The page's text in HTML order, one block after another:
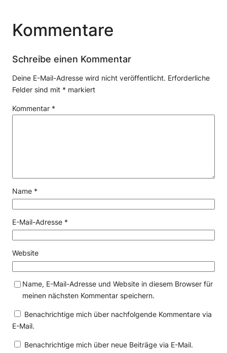
Kommentare
Schreibe einen Kommentar
Deine E-Mail-Adresse wird nicht veröffentlicht. Erforderliche
Felder sind mit * markiert
Kommentar *
Name *
E-Mail-Adresse *
Website
Name, E-Mail-Adresse und Website in diesem Browser für
meinen nächsten Kommentar speichern.
Benachrichtige mich über nachfolgende Kommentare via
E-Mail.
Benachrichtige mich über neue Beiträge via E-Mail.